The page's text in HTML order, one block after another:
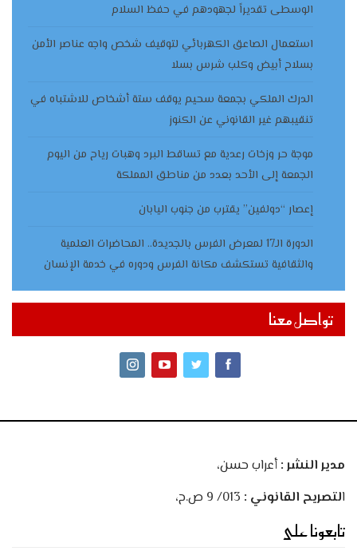
الوسطى تقديراً لجهودهم في حفظ السلام
استعمال الصاعق الكهربائي لتوقيف شخص واجه عناصر الأمن
بسلاح أبيض وكلب شرس بسلا
الدرك الملكي بجمعة سحيم يوقف ستة أشخاص للاشتباه في
تنقيبهم غير القانوني عن الكنوز
موجة حر وزخات رعدية مع تساقط البرد وهبات رياح من اليوم
الجمعة إلى الأحد بعدد من مناطق المملكة
إعصار “دولفين” يقترب من جنوب اليابان
الدورة الـ17 لمعرض الفرس بالجديدة.. المحاضرات العلمية
والثقافية تستكشف مكانة الفرس ودوره في خدمة الإنسان
تواصل معنا
مدير النشر :أعراب حسن،
التصريح القانوني :
تابعونا على